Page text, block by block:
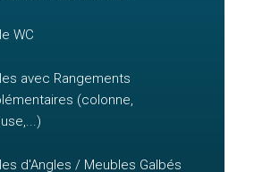
WC
avec Rangements
(colonne,
d'Angles / Meubles Galbés